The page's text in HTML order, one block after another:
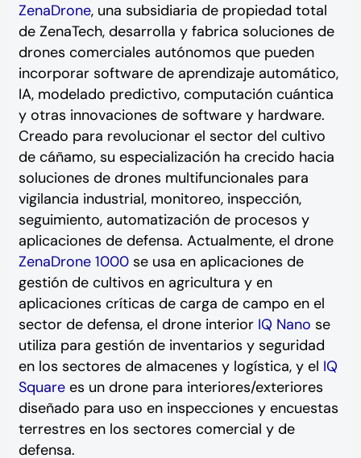
ZenaDrone, una subsidiaria de propiedad total
de ZenaTech, desarrolla y fabrica soluciones de
drones comerciales autónomos que pueden
incorporar software de aprendizaje automático,
IA, modelado predictivo, computación cuántica
y otras innovaciones de software y hardware.
Creado para revolucionar el sector del cultivo
de cáñamo, su especialización ha crecido hacia
soluciones de drones multifuncionales para
vigilancia industrial, monitoreo, inspección,
seguimiento, automatización de procesos y
aplicaciones de defensa. Actualmente, el drone
ZenaDrone 1000se usa en aplicaciones de
gestión de cultivos en agricultura y en
aplicaciones críticas de carga de campo en el
sector de defensa, el drone interior IQ Nano se
utiliza para gestión de inventarios y seguridad
en los sectores de almacenes y logística, y el IQ
Squarees un drone para interiores/exteriores
diseñado para uso en inspecciones y encuestas
terrestres en los sectores comercial y de
defensa.